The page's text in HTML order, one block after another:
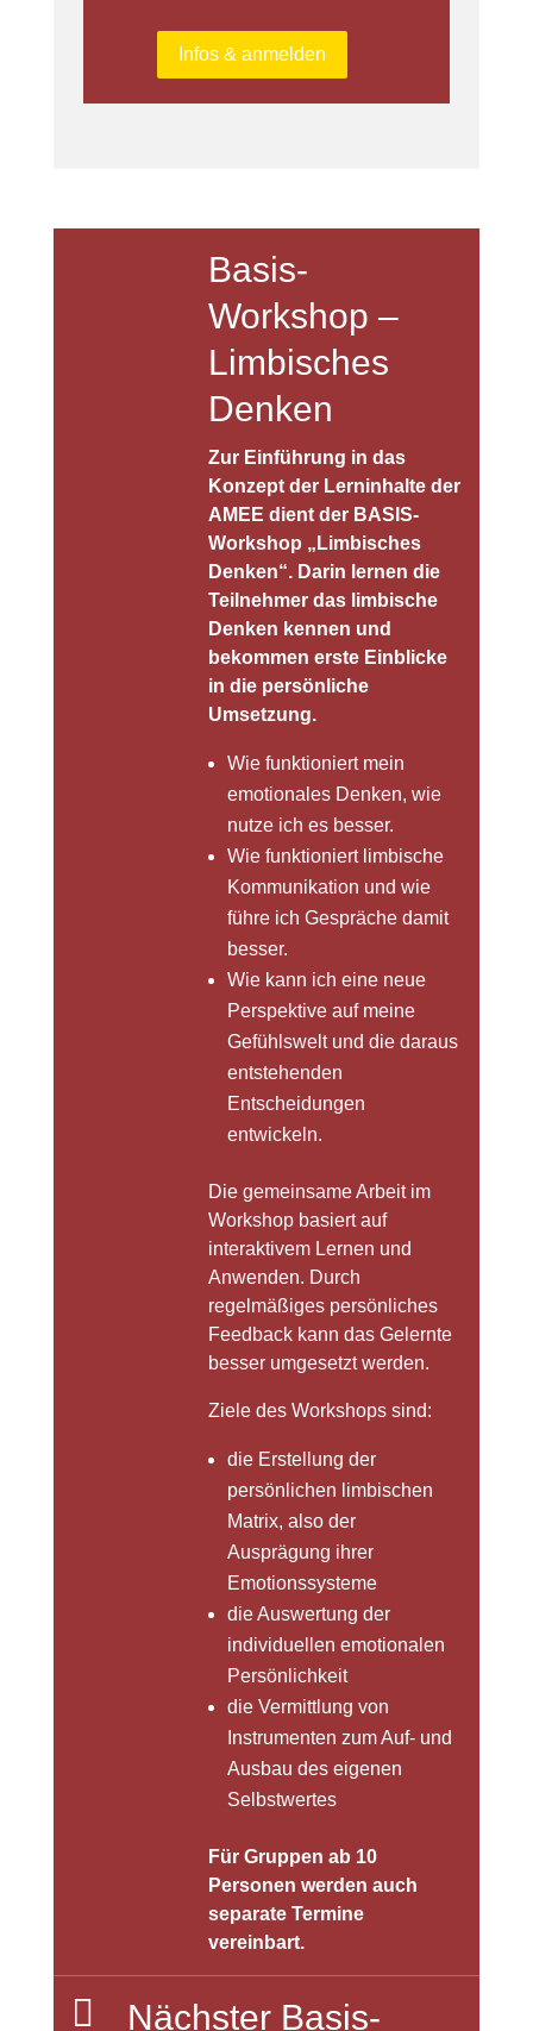
Infos & anmelden
Basis-
Workshop –
Limbisches
Denken
Zur Einführung in das
Konzept der Lerninhalte der
AMEE dient der BASIS-
Workshop „Limbisches
Denken“. Darin lernen die
Teilnehmer das limbische
Denken kennen und
bekommen erste Einblicke
in die persönliche
Umsetzung.
Wie funktioniert mein
emotionales Denken, wie
nutze ich es besser.
Wie funktioniert limbische
Kommunikation und wie
führe ich Gespräche damit
besser.
Wie kann ich eine neue
Perspektive auf meine
Gefühlswelt und die daraus
entstehenden
Entscheidungen
entwickeln.
Die gemeinsame Arbeit im
Workshop basiert auf
interaktivem Lernen und
Anwenden. Durch
regelmäßiges persönliches
Feedback kann das Gelernte
besser umgesetzt werden.
Ziele des Workshops sind:
die Erstellung der
persönlichen limbischen
Matrix, also der
Ausprägung ihrer
Emotionssysteme
die Auswertung der
individuellen emotionalen
Persönlichkeit
die Vermittlung von
Instrumenten zum Auf- und
Ausbau des eigenen
Selbstwertes
Für Gruppen ab 10
Personen werden auch
separate Termine
vereinbart.
 Nächster Basis-